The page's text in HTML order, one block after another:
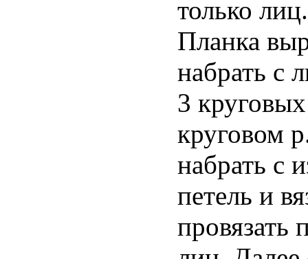
только лиц.
Планка
набрать с
3
круговом
набрать с
петель и
провязать